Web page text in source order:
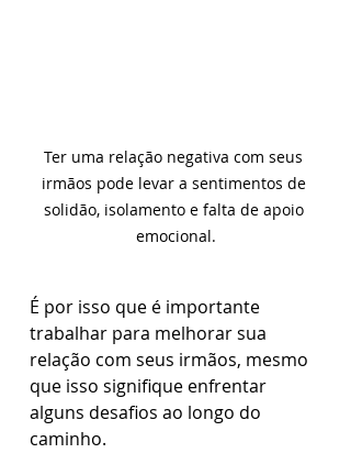
Ter uma relação negativa com seus
irmãos pode levar a sentimentos de
solidão, isolamento e falta de apoio
emocional.
É por isso que é importante
trabalhar para melhorar sua
relação com seus irmãos, mesmo
que isso signifique enfrentar
alguns desafios ao longo do
caminho.